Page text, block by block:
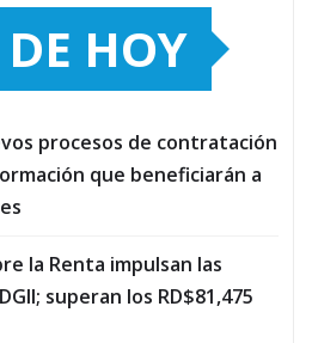
HOY
procesos de contratación
que beneficiarán a
la Renta impulsan las
superan los RD$81,475